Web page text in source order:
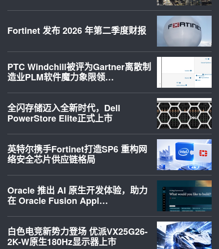
Fortinet 发布 2026 年第二季度财报
PTC Windchill被评为Gartner离散制
造业PLM软件魔力象限领…
全闪存储迈入全新时代，Dell
PowerStore Elite正式上市
英特尔携手Fortinet打造SP6 重构网
络安全芯片供应链格局
Oracle 推出 AI 原生开发体验，助力
在 Oracle Fusion Appl…
白色电竞新势力登场 优派VX25G26-
2K-W原生180Hz显示器上市